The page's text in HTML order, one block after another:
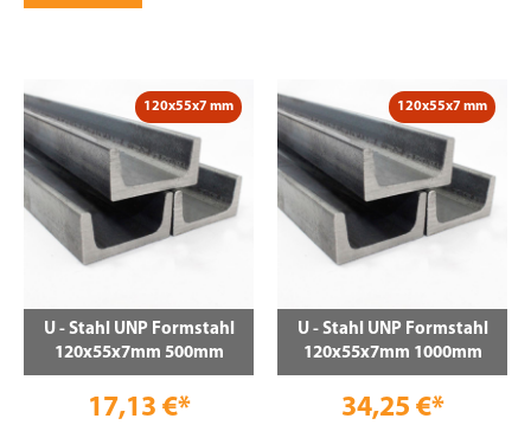
120x55x7 mm
U - Stahl UNP Formstahl
120x55x7mm 500mm
17,13 €*
120x55x7 mm
U - Stahl UNP Formstahl
120x55x7mm 1000mm
34,25 €*